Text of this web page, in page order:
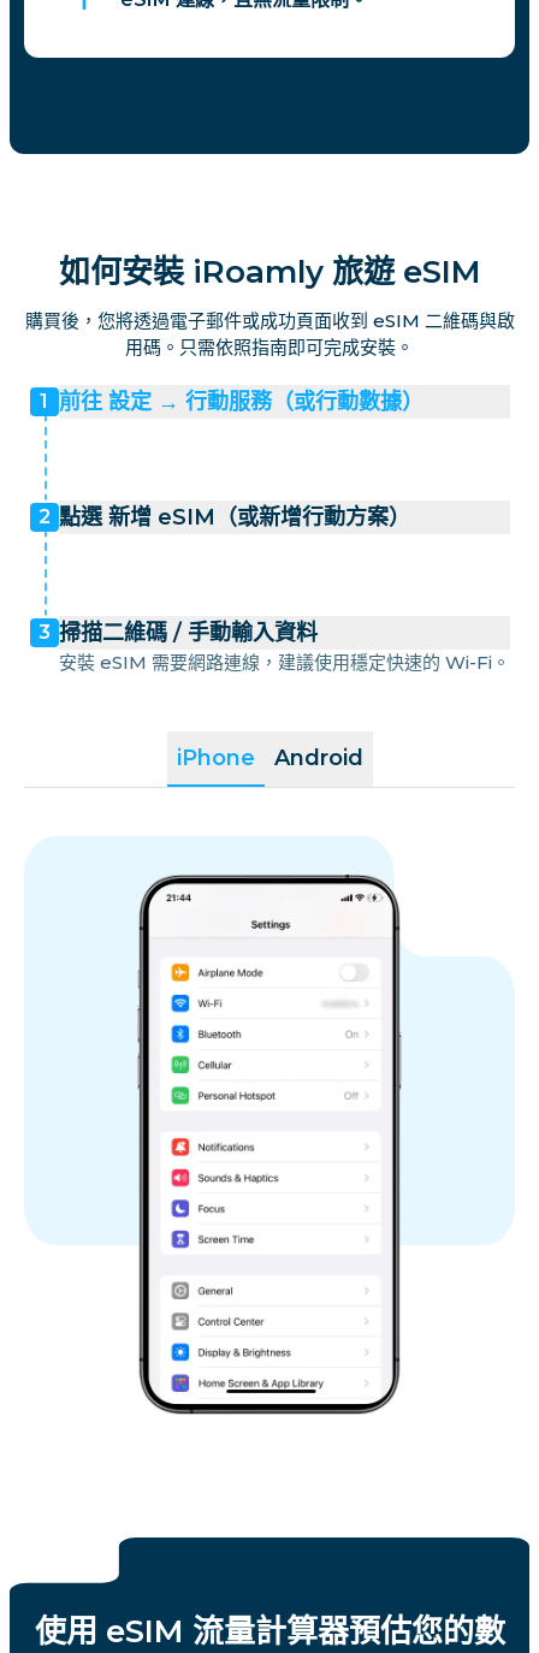
如何安裝 iRoamly 旅遊 eSIM
購買後，您將透過電子郵件或成功頁面收到 eSIM 二維碼與啟
用碼。只需依照指南即可完成安裝。
iPhone Android
1 前往 設定 → 行動服務（或行動數據）
2 點選 新增 eSIM（或新增行動方案）
3 掃描二維碼 / 手動輸入資料
安裝 eSIM 需要網路連線，建議使用穩定快速的 Wi-Fi。
使用 eSIM 流量計算器預估您的數